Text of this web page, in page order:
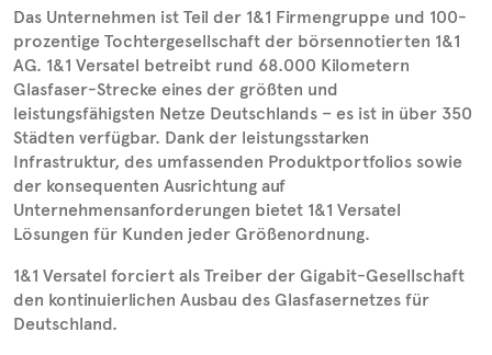
Das Unternehmen ist Teil der 1&1 Firmengruppe und 100-
prozentige Tochtergesellschaft der börsennotierten 1&1
AG. 1&1 Versatel betreibt rund 68.000 Kilometern
Glasfaser-Strecke eines der größten und
leistungsfähigsten Netze Deutschlands – es ist in über 350
Städten verfügbar. Dank der leistungsstarken
Infrastruktur, des umfassenden Produktportfolios sowie
der konsequenten Ausrichtung auf
Unternehmensanforderungen bietet 1&1 Versatel
Lösungen für Kunden jeder Größenordnung.
1&1 Versatel forciert als Treiber der Gigabit-Gesellschaft
den kontinuierlichen Ausbau des Glasfasernetzes für
Deutschland.